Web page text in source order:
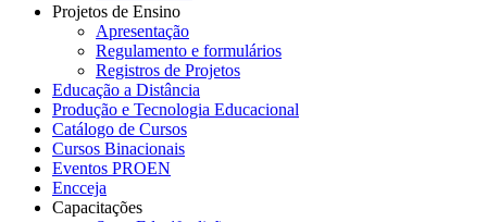
Projetos de Ensino
Apresentação
Regulamento e formulários
Registros de Projetos
Educação a Distância
Produção e Tecnologia Educacional
Catálogo de Cursos
Cursos Binacionais
Eventos PROEN
Encceja
Capacitações